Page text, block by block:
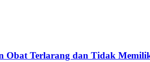
Obat Terlarang dan Tidak